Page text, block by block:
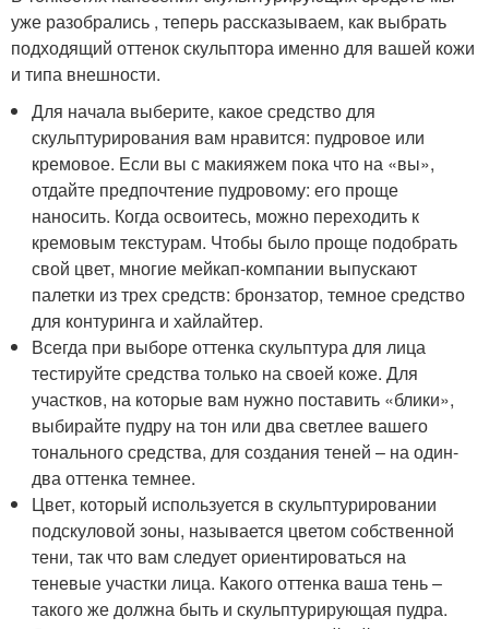
уже разобрались , теперь рассказываем, как выбрать
подходящий оттенок скульптора именно для вашей кожи
и типа внешности.
Для начала выберите, какое средство для
скульптурирования вам нравится: пудровое или
кремовое. Если вы с макияжем пока что на «вы»,
отдайте предпочтение пудровому: его проще
наносить. Когда освоитесь, можно переходить к
кремовым текстурам. Чтобы было проще подобрать
свой цвет, многие мейкап-компании выпускают
палетки из трех средств: бронзатор, темное средство
для контуринга и хайлайтер.
Всегда при выборе оттенка скульптура для лица
тестируйте средства только на своей коже. Для
участков, на которые вам нужно поставить «блики»,
выбирайте пудру на тон или два светлее вашего
тонального средства, для создания теней – на один-
два оттенка темнее.
Цвет, который используется в скульптурировании
подскуловой зоны, называется цветом собственной
тени, так что вам следует ориентироваться на
теневые участки лица. Какого оттенка ваша тень –
такого же должна быть и скульптурирующая пудра.